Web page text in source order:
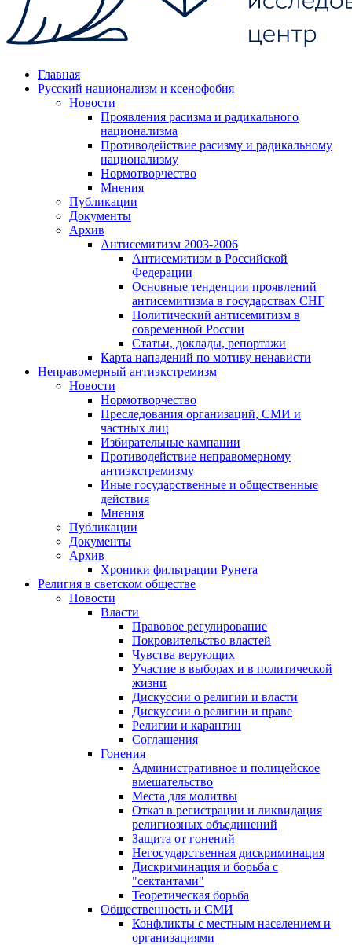
Главная
Русский национализм и ксенофобия
Новости
Проявления расизма и радикального
национализма
Противодействие расизму и радикальному
национализму
Нормотворчество
Мнения
Публикации
Документы
Архив
Антисемитизм 2003-2006
Антисемитизм в Российской
Федерации
Основные тенденции проявлений
антисемитизма в государствах СНГ
Политический антисемитизм в
современной России
Статьи, доклады, репортажи
Карта нападений по мотиву ненависти
Неправомерный антиэкстремизм
Новости
Нормотворчество
Преследования организаций, СМИ и
частных лиц
Избирательные кампании
Противодействие неправомерному
антиэкстремизму
Иные государственные и общественные
действия
Мнения
Публикации
Документы
Архив
Хроники фильтрации Рунета
Религия в светском обществе
Новости
Власти
Правовое регулирование
Покровительство властей
Чувства верующих
Участие в выборах и в политической
жизни
Дискуссии о религии и власти
Дискуссии о религии и праве
Религии и карантин
Соглашения
Гонения
Административное и полицейское
вмешательство
Места для молитвы
Отказ в регистрации и ликвидация
религиозных объединений
Защита от гонений
Негосударственная дискриминация
Дискриминация и борьба с
"сектантами"
Теоретическая борьба
Общественность и СМИ
Конфликты с местным населением и
организациями